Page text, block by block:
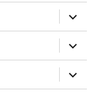
näytä
näytä
näytä